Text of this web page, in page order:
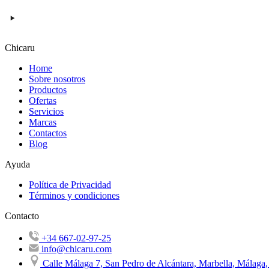
Chicaru
Home
Sobre nosotros
Productos
Ofertas
Servicios
Marcas
Contactos
Blog
Ayuda
Política de Privacidad
Términos y condiciones
Contacto
+34 667-02-97-25
info@chicaru.com
Calle Málaga 7, San Pedro de Alcántara, Marbella, Málaga,